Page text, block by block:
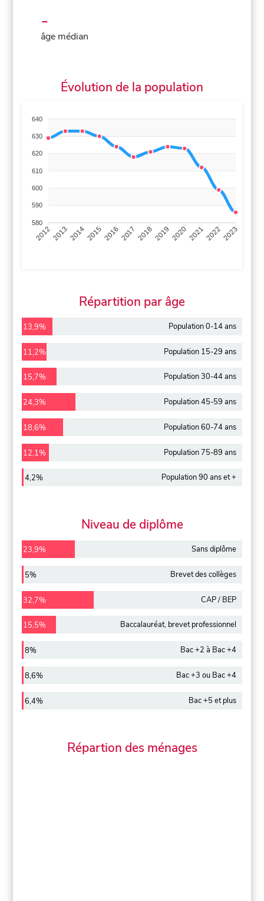
-
âge médian
Évolution de la population
640
630
620
610
600
590
580
201220132014201520162017 20182019 2020202120222023
Répartition par âge
13,9% Population 0-14 ans
11,2% Population 15-29 ans
15,7% Population 30-44 ans
24,3% Population 45-59 ans
18,6% Population 60-74 ans
12,1% Population 75-89 ans
4,2% Population 90 ans et +
Niveau de diplôme
23,9% Sans diplôme
5% Brevet des collèges
32,7% CAP / BEP
15,5% Baccalauréat, brevet professionnel
8% Bac +2 à Bac +4
8,6% Bac +3 ou Bac +4
6,4% Bac +5 et plus
Répartion des ménages